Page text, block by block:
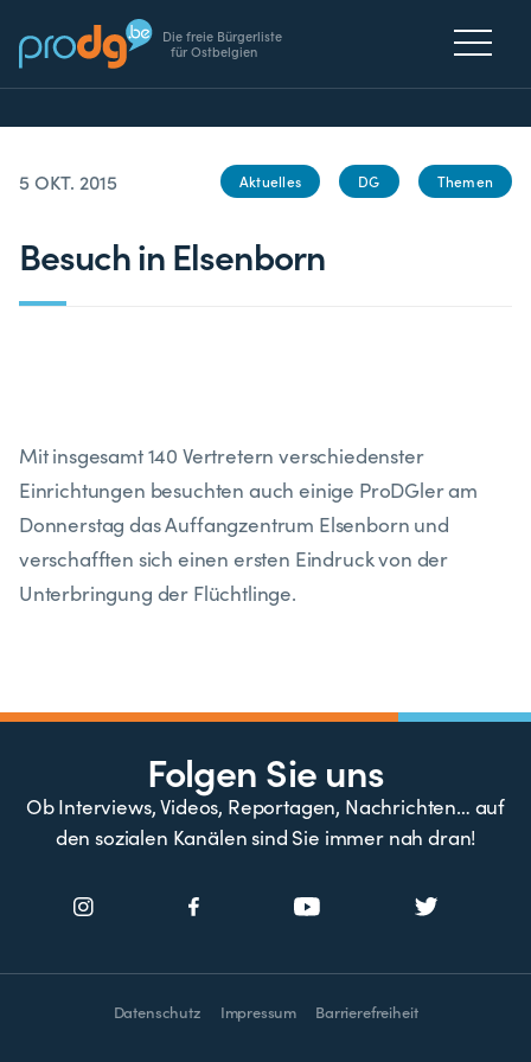
Die freie Bürgerliste
für Ostbelgien
5 OKT. 2015 Aktuelles DG Themen
Besuch in Elsenborn
Mit insgesamt 140 Vertretern verschiedenster
Einrichtungen besuchten auch einige ProDGler am
Donnerstag das Auffangzentrum Elsenborn und
verschafften sich einen ersten Eindruck von der
Unterbringung der Flüchtlinge.
Folgen Sie uns
Ob Interviews, Videos, Reportagen, Nachrichten… auf
den sozialen Kanälen sind Sie immer nah dran!
Datenschutz Impressum Barrierefreiheit